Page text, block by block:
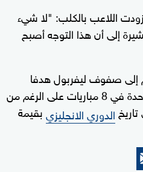
اللاعب بالكلب: "لا شيء
إلى أن هذا التوجه أصبح
إلى صفوف ليفربول هدفا
واحدا وصنع تمريرة حاسمة واحدة في 8 مباريات على الرغم من
الدوري الانجليزيبقيمة